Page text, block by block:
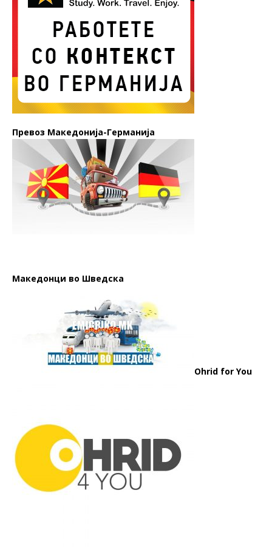
Превоз Македонија-Германија
Македонци во Шведска
Ohrid for You